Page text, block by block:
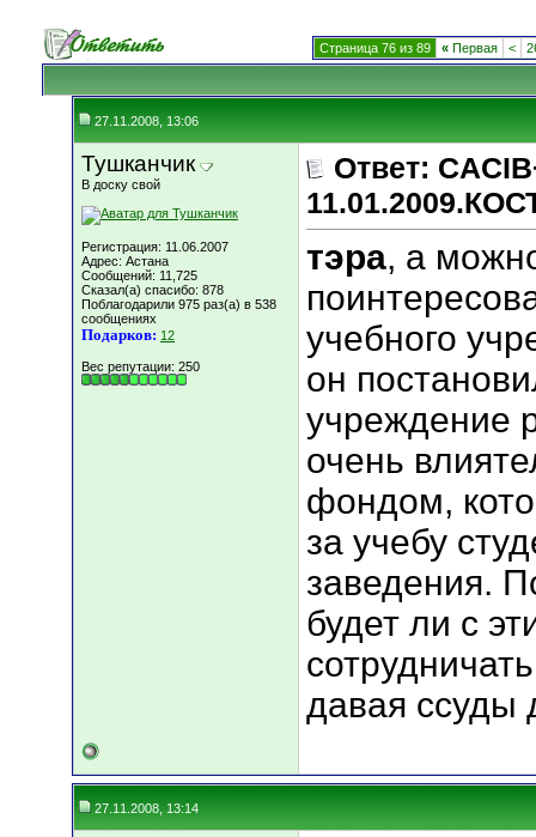
Страница 76 из 89 « Первая <
27.11.2008, 13:06
Тушканчик
В доску свой
Регистрация: 11.06.2007
Адрес: Астана
Сообщений: 11,725
Сказал(а) спасибо: 878
Поблагодарили 975 раз(а) в 538
сообщениях
Подарков: 12
Вес репутации: 250
Ответ:
тэра, а
учебного
он
учреждение
очень
фондом,
за учебу
заведения.
будет ли с
давая ссуды
27.11.2008, 13:14